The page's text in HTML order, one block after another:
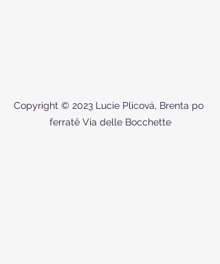
Copyright © 2023 Lucie Plicová, Brenta po
ferratě Via delle Bocchette